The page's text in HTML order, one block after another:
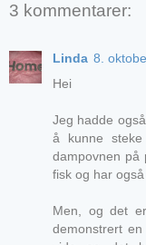
3 kommentarer:
Linda 8.
Hei
Jeg hadde
å kunne
dampovnen på
fisk og har
Men, og det
demonstrert